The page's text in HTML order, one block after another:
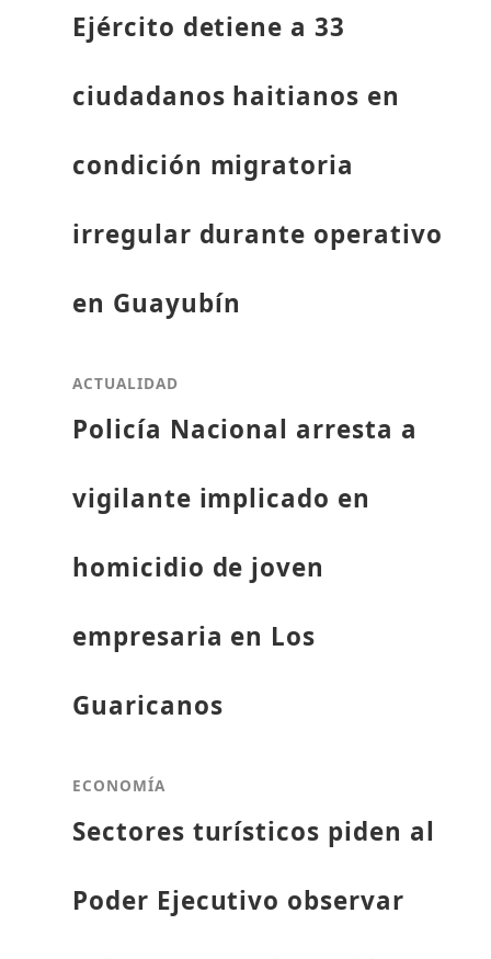
Ejército detiene a 33
ciudadanos haitianos en
condición migratoria
irregular durante operativo
en Guayubín
ACTUALIDAD
Policía Nacional arresta a
vigilante implicado en
homicidio de joven
empresaria en Los
Guaricanos
ECONOMÍA
Sectores turísticos piden al
Poder Ejecutivo observar